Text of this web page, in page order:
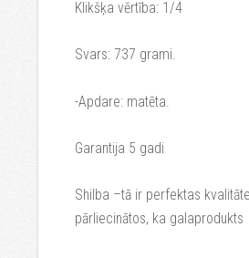
Klikšķa vērtība: 1/4
Svars: 737 grami.
-Apdare: matēta.
Garantija 5 gadi
Shilba –tā ir perfektas
pārliecinātos, ka